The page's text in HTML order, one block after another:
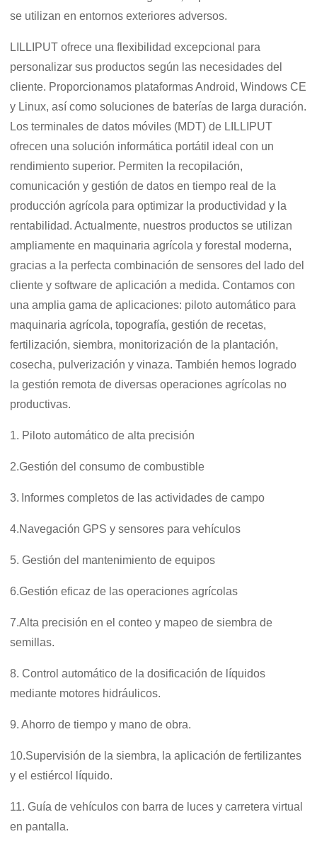
se utilizan en entornos exteriores adversos.
LILLIPUT ofrece una flexibilidad excepcional para
personalizar sus productos según las necesidades del
cliente. Proporcionamos plataformas Android, Windows CE
y Linux, así como soluciones de baterías de larga duración.
Los terminales de datos móviles (MDT) de LILLIPUT
ofrecen una solución informática portátil ideal con un
rendimiento superior. Permiten la recopilación,
comunicación y gestión de datos en tiempo real de la
producción agrícola para optimizar la productividad y la
rentabilidad. Actualmente, nuestros productos se utilizan
ampliamente en maquinaria agrícola y forestal moderna,
gracias a la perfecta combinación de sensores del lado del
cliente y software de aplicación a medida. Contamos con
una amplia gama de aplicaciones: piloto automático para
maquinaria agrícola, topografía, gestión de recetas,
fertilización, siembra, monitorización de la plantación,
cosecha, pulverización y vinaza. También hemos logrado
la gestión remota de diversas operaciones agrícolas no
productivas.
1. Piloto automático de alta precisión
2.Gestión del consumo de combustible
3. Informes completos de las actividades de campo
4.Navegación GPS y sensores para vehículos
5. Gestión del mantenimiento de equipos
6.Gestión eficaz de las operaciones agrícolas
7.Alta precisión en el conteo y mapeo de siembra de
semillas.
8. Control automático de la dosificación de líquidos
mediante motores hidráulicos.
9. Ahorro de tiempo y mano de obra.
10.Supervisión de la siembra, la aplicación de fertilizantes
y el estiércol líquido.
11. Guía de vehículos con barra de luces y carretera virtual
en pantalla.